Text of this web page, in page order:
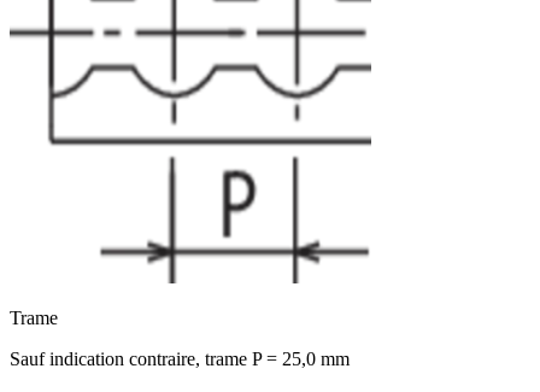
Trame
Sauf indication contraire, trame P = 25,0 mm